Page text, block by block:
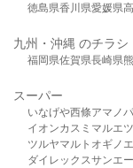
徳島県香川県愛媛県
九州・沖縄 のチラシ
福岡県佐賀県長崎県
スーパー
いなげや西條アマノ
イオンカスミ マルエツ
ツルヤマルト オギノ
ダイレックスサンエー